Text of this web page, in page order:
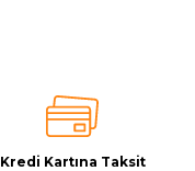
Kredi Kartına Taksit